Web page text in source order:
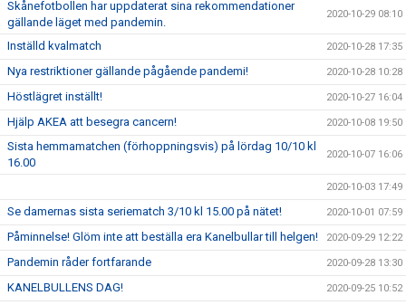
Skånefotbollen har uppdaterat sina rekommendationer
gällande läget med pandemin.
2020-10-29 08:10
Inställd kvalmatch 2020-10-28 17:35
Nya restriktioner gällande pågående pandemi! 2020-10-28 10:28
Höstlägret inställt! 2020-10-27 16:04
Hjälp AKEA att besegra cancern! 2020-10-08 19:50
Sista hemmamatchen (förhoppningsvis) på lördag 10/10 kl
16.00
2020-10-07 16:06
2020-10-03 17:49
Se damernas sista seriematch 3/10 kl 15.00 på nätet! 2020-10-01 07:59
Påminnelse! Glöm inte att beställa era Kanelbullar till helgen! 2020-09-29 12:22
Pandemin råder fortfarande 2020-09-28 13:30
KANELBULLENS DAG! 2020-09-25 10:52